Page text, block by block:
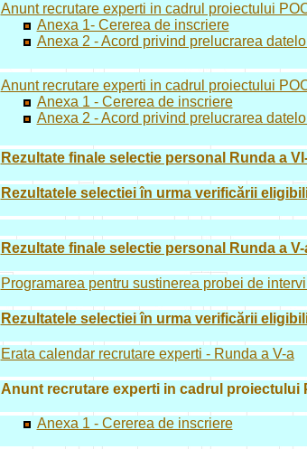
Anunt recrutare experti in cadrul proiectului
Anexa 1- Cererea de inscriere
Anexa 2 - Acord privind prelucrarea
Anunt recrutare experti in cadrul proiectului
Anexa 1 - Cererea de inscriere
Anexa 2 - Acord privind prelucrarea
Rezultate finale selectie personal Runda a
Rezultatele selectiei în urma verificării
Rezultate finale selectie personal Runda a V-
Programarea pentru sustinerea probei de
Rezultatele selectiei în urma verificării
Erata calendar recrutare experti - Runda a V-a
Anunt recrutare experti in cadrul proiectului
Anexa 1 - Cererea de inscriere